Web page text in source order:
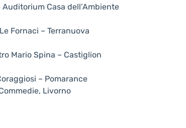
Casa dell’Ambiente
Fornaci – Terranuova
Mario Spina – Castiglion
– Pomarance
Livorno